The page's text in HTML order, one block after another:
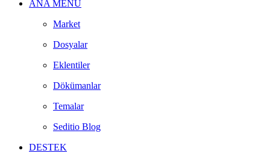
ANA MENU
Market
Dosyalar
Eklentiler
Dökümanlar
Temalar
Seditio Blog
DESTEK